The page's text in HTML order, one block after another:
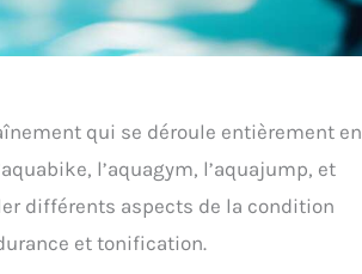
qui se déroule entièrement en
l’aquagym, l’aquajump, et
différents aspects de la condition
et tonification.